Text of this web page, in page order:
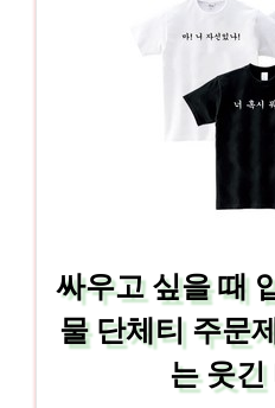
싸우고 싶을 때
물 단체티 주문
는 웃긴